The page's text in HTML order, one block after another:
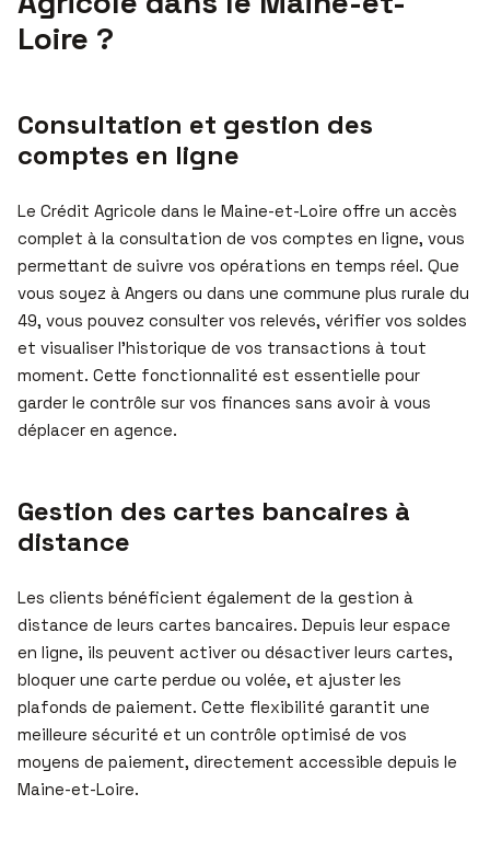
Loire ?
Consultation et gestion des
comptes en ligne
Le Crédit Agricole dans le Maine-et-Loire offre un accès
complet à la consultation de vos comptes en ligne, vous
permettant de suivre vos opérations en temps réel. Que
vous soyez à Angers ou dans une commune plus rurale du
49, vous pouvez consulter vos relevés, vérifier vos soldes
et visualiser l’historique de vos transactions à tout
moment. Cette fonctionnalité est essentielle pour
garder le contrôle sur vos finances sans avoir à vous
déplacer en agence.
Gestion des cartes bancaires à
distance
Les clients bénéficient également de la gestion à
distance de leurs cartes bancaires. Depuis leur espace
en ligne, ils peuvent activer ou désactiver leurs cartes,
bloquer une carte perdue ou volée, et ajuster les
plafonds de paiement. Cette flexibilité garantit une
meilleure sécurité et un contrôle optimisé de vos
moyens de paiement, directement accessible depuis le
Maine-et-Loire.